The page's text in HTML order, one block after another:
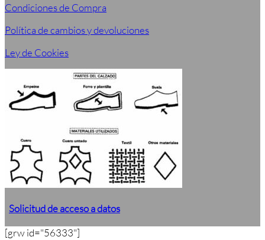
Condiciones de Compra
Política de cambios y devoluciones
Ley de Cookies
Solicitud de acceso a datos
[grw id="56333"]